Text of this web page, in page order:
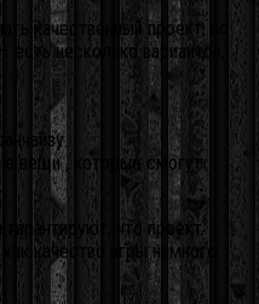
качественный проект, но
несколько вариантов,
вещи , которые смогут
что проект
качество игры намного